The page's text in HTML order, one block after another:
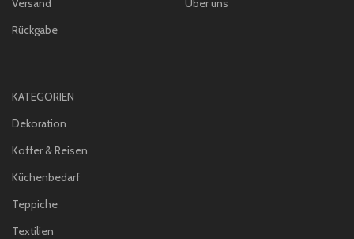
Versand
Rückgabe
Über uns
KATEGORIEN
Dekoration
Koffer & Reisen
Küchenbedarf
Teppiche
Textilien